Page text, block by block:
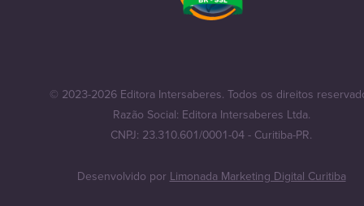
© 2023-2026 Editora Intersaberes. Todos os direitos
Razão Social: Editora Intersaberes Ltda.
CNPJ: 23.310.601/0001-04 - Curitiba-PR.
Desenvolvido porLimonada Marketing Digital Curitiba